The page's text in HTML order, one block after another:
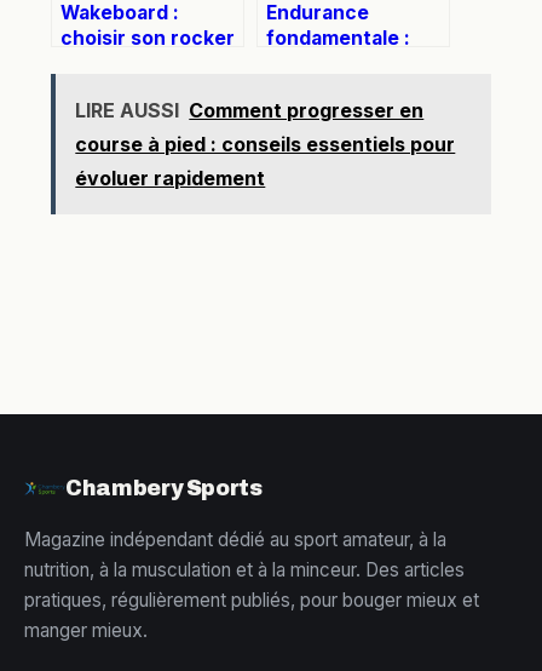
Wakeboard :
choisir son rocker
chaque réception
Endurance
fondamentale :
la zone 3 pour
progresser ?
LIRE AUSSI Comment progresser en
course à pied : conseils essentiels pour
évoluer rapidement
Chambery Sports
Magazine indépendant dédié au sport amateur, à la
nutrition, à la musculation et à la minceur. Des articles
pratiques, régulièrement publiés, pour bouger mieux et
manger mieux.